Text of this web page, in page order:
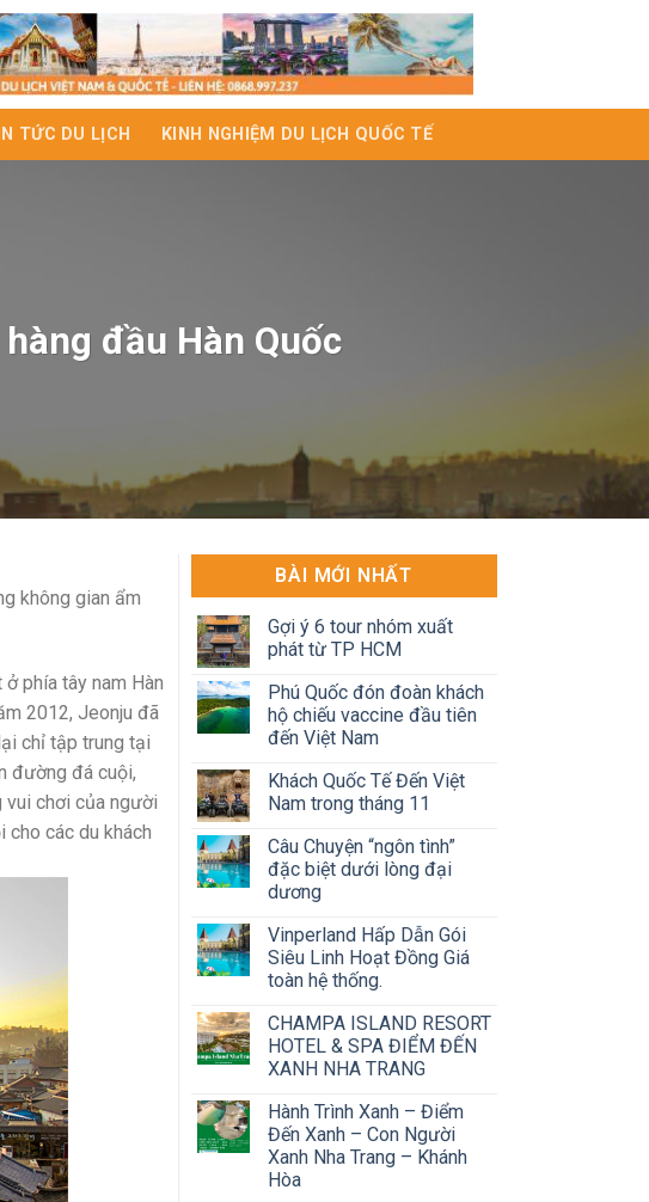
TỨC DU LỊCH KINH NGHIỆM DU LỊCH QUỐC TẾ
đầu Hàn Quốc
không gian ẩm
phía tây nam Hàn
2012, Jeonju đã
chỉ tập trung tại
đường đá cuội,
vui chơi của người
các du khách
BÀI MỚI NHẤT
Gợi ý 6 tour nhóm xuất
phát từ TP HCM
Phú Quốc đón đoàn khách
hộ chiếu vaccine đầu tiên
đến Việt Nam
Khách Quốc Tế Đến Việt
Nam trong tháng 11
Câu Chuyện “ngôn tình”
đặc biệt dưới lòng đại
dương
Vinperland Hấp Dẫn Gói
Siêu Linh Hoạt Đồng Giá
toàn hệ thống.
CHAMPA ISLAND RESORT
HOTEL & SPA ĐIỂM ĐẾN
XANH NHA TRANG
Hành Trình Xanh – Điểm
Đến Xanh – Con Người
Xanh Nha Trang – Khánh
Hòa